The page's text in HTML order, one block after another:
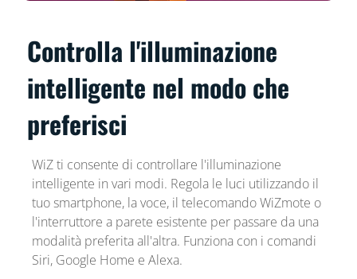
Controlla l'illuminazione
intelligente nel modo che
preferisci
WiZ ti consente di controllare l'illuminazione
intelligente in vari modi. Regola le luci utilizzando il
tuo smartphone, la voce, il telecomando WiZmote o
l'interruttore a parete esistente per passare da una
modalità preferita all'altra. Funziona con i comandi
Siri, Google Home e Alexa.